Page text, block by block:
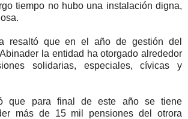
tiempo no hubo una instalación digna,
resaltó que en el año de gestión del
la entidad ha otorgado alrededor
solidarias, especiales, cívicas y
que para final de este año se tiene
más de 15 mil pensiones del otrora